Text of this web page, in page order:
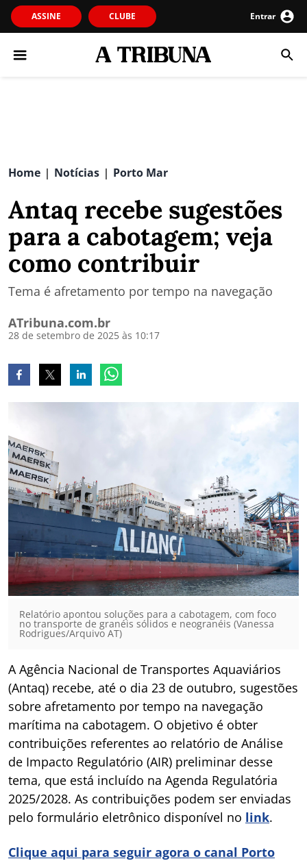
ASSINE CLUBE Entrar
Home | Notícias | Porto Mar
Antaq recebe sugestões
para a cabotagem; veja
como contribuir
Tema é afretamento por tempo na navegação
ATribuna.com.br
28 de setembro de 2025 às 10:17
Relatório apontou soluções para a cabotagem, com foco
no transporte de granéis sólidos e neogranéis (Vanessa
Rodrigues/Arquivo AT)
A Agência Nacional de Transportes Aquaviários
(Antaq) recebe, até o dia 23 de outubro, sugestões
sobre afretamento por tempo na navegação
marítima na cabotagem. O objetivo é obter
contribuições referentes ao relatório de Análise
de Impacto Regulatório (AIR) preliminar desse
tema, que está incluído na Agenda Regulatória
2025/2028. As contribuições podem ser enviadas
pelo formulário eletrônico disponível no link.
Clique aqui para seguir agora o canal Porto